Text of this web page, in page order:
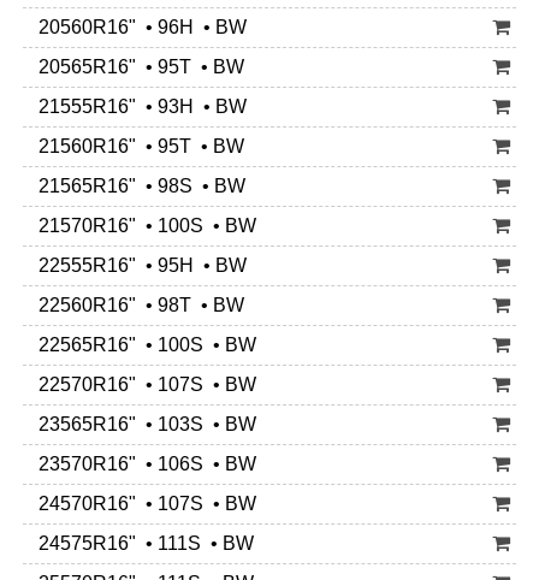
20560R16" • 96H • BW
20565R16" • 95T • BW
21555R16" • 93H • BW
21560R16" • 95T • BW
21565R16" • 98S • BW
21570R16" • 100S • BW
22555R16" • 95H • BW
22560R16" • 98T • BW
22565R16" • 100S • BW
22570R16" • 107S • BW
23565R16" • 103S • BW
23570R16" • 106S • BW
24570R16" • 107S • BW
24575R16" • 111S • BW